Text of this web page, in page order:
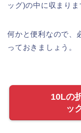
ッグ)の中に収まりま
何かと便利なので、
っておきましょう。
10Lの
ッ